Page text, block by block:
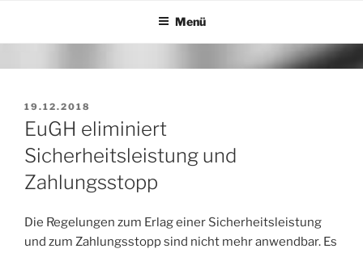
springen
Menü
VERÖFFENTLICHT
AM
19.12.2018
EuGH eliminiert
Sicherheitsleistung und
Zahlungsstopp
Die Regelungen zum Erlag einer Sicherheitsleistung
und zum Zahlungsstopp sind nicht mehr anwendbar. Es